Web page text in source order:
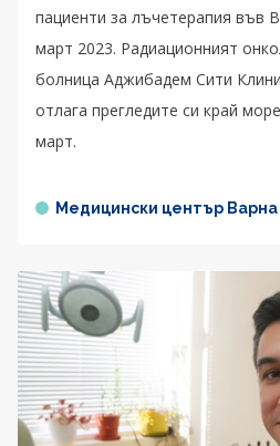
пациенти за лъчетерапия във
март 2023. Радиационният
болница Аджибадем Сити
отлага прегледите си край
март.
Медицински център Варна